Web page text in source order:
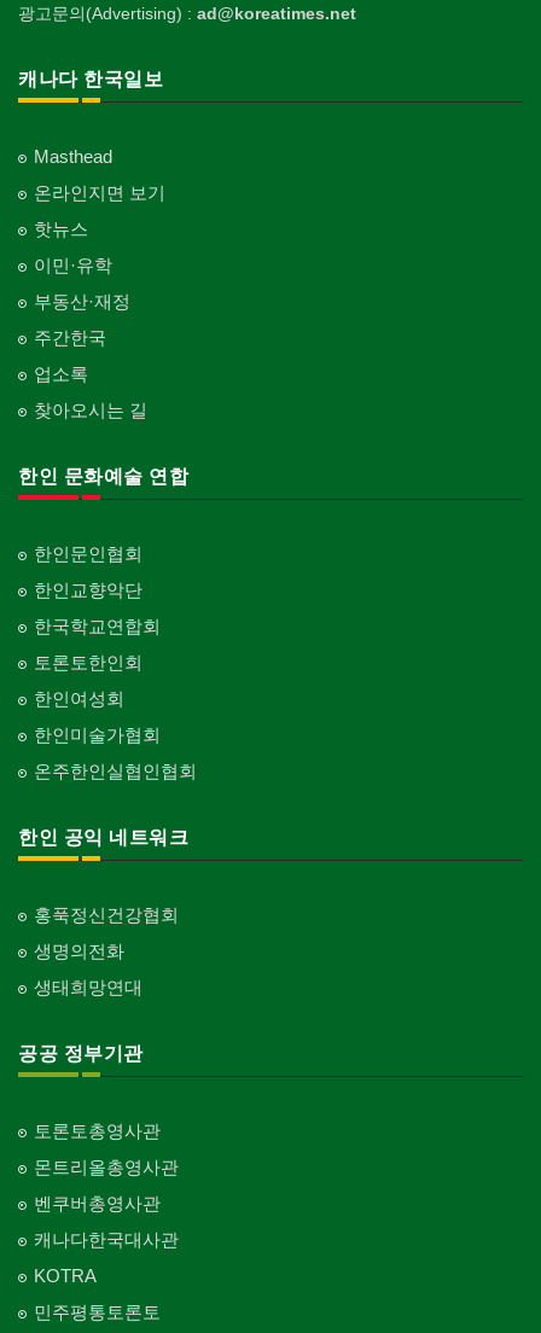
광고문의(Advertising) : ad@koreatimes.net
캐나다 한국일보
Masthead
온라인지면 보기
핫뉴스
이민·유학
부동산·재정
주간한국
업소록
찾아오시는 길
한인 문화예술 연합
한인문인협회
한인교향악단
한국학교연합회
토론토한인회
한인여성회
한인미술가협회
온주한인실협인협회
한인 공익 네트워크
홍푹정신건강협회
생명의전화
생태희망연대
공공 정부기관
토론토총영사관
몬트리올총영사관
벤쿠버총영사관
캐나다한국대사관
KOTRA
민주평통토론토